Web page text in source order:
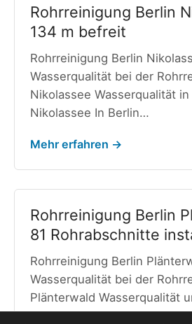
Rohrreinigung Berlin
134 m befreit
Rohrreinigung Berlin
Wasserqualität bei der
Nikolassee Wasserqualität in
Nikolassee In Berlin…
Mehr erfahren →
Rohrreinigung Berlin
81 Rohrabschnitte
Rohrreinigung Berlin
Wasserqualität bei der
Plänterwald Wasserqualität
Berlin Plänterwald…